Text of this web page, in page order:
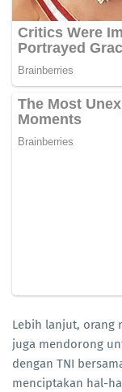
Lebih lanjut, orang
juga mendorong
dengan TNI
menciptakan hal-